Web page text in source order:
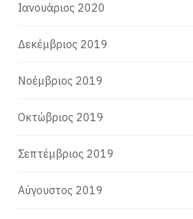
Ιανουάριος 2020
Δεκέμβριος 2019
Νοέμβριος 2019
Οκτώβριος 2019
Σεπτέμβριος 2019
Αύγουστος 2019